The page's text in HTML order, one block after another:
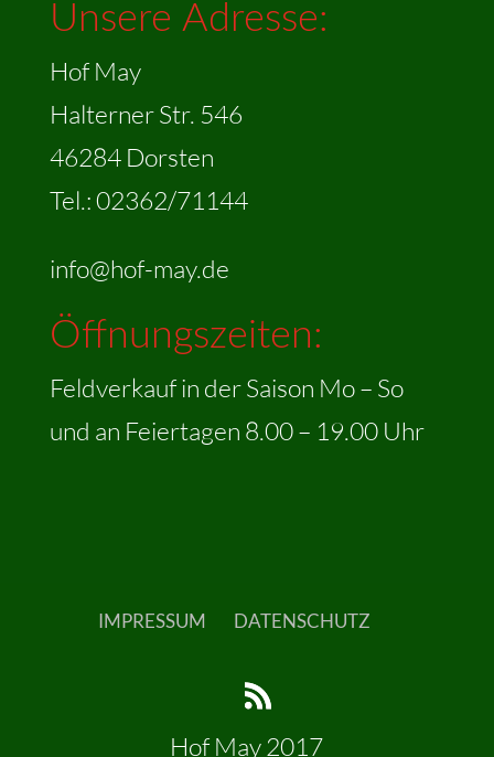
Unsere Adresse:
Hof May
Halterner Str. 546
46284 Dorsten
Tel.: 02362/71144
info@hof-may.de
Öffnungszeiten:
Feldverkauf in der Saison Mo – So
und an Feiertagen 8.00 – 19.00 Uhr
IMPRESSUM DATENSCHUTZ
Hof May 2017